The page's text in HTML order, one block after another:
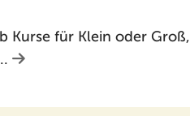
Kurse für Klein oder Groß,